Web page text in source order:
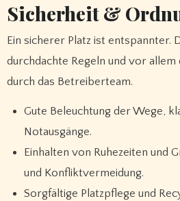
Sicherheit &
Ein sicherer Platz ist entspannter.
durchdachte Regeln und vor
durch das Betreiberteam.
Gute Beleuchtung der Wege,
Notausgänge.
Einhalten von Ruhezeiten und
und Konfliktvermeidung.
Sorgfältige Platzpflege und